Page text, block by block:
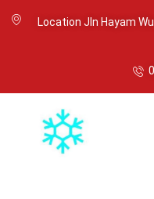
Location Jln Hayam